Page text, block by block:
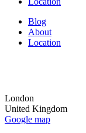
Blog
About
Location
London
United Kingdom
Google map